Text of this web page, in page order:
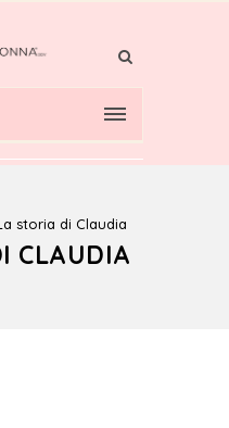
storia di Claudia
CLAUDIA